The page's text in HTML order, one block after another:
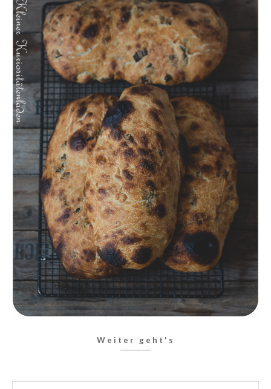
Weiter geht's